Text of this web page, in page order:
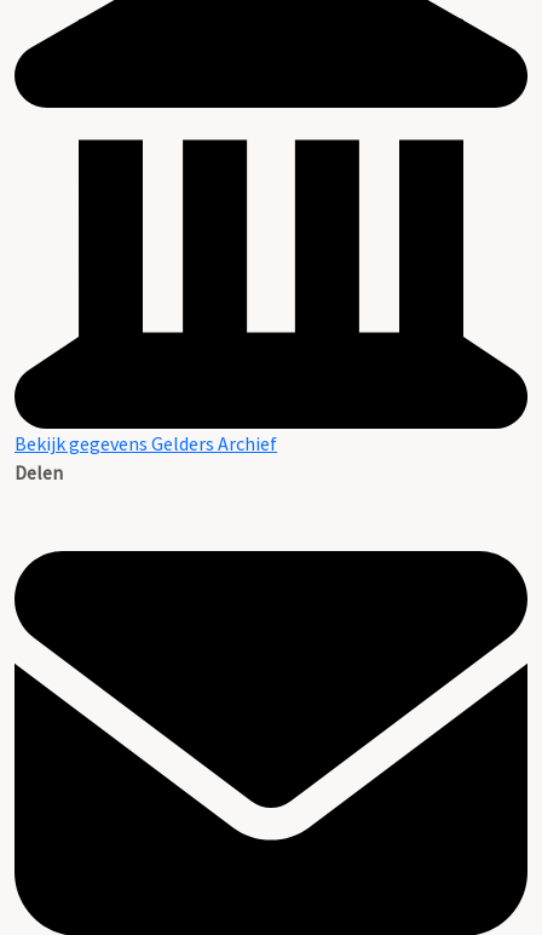
Bekijk gegevens Gelders Archief
Delen